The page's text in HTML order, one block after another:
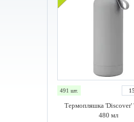
491 шт.
Термопляшка 'Discover'
480 мл